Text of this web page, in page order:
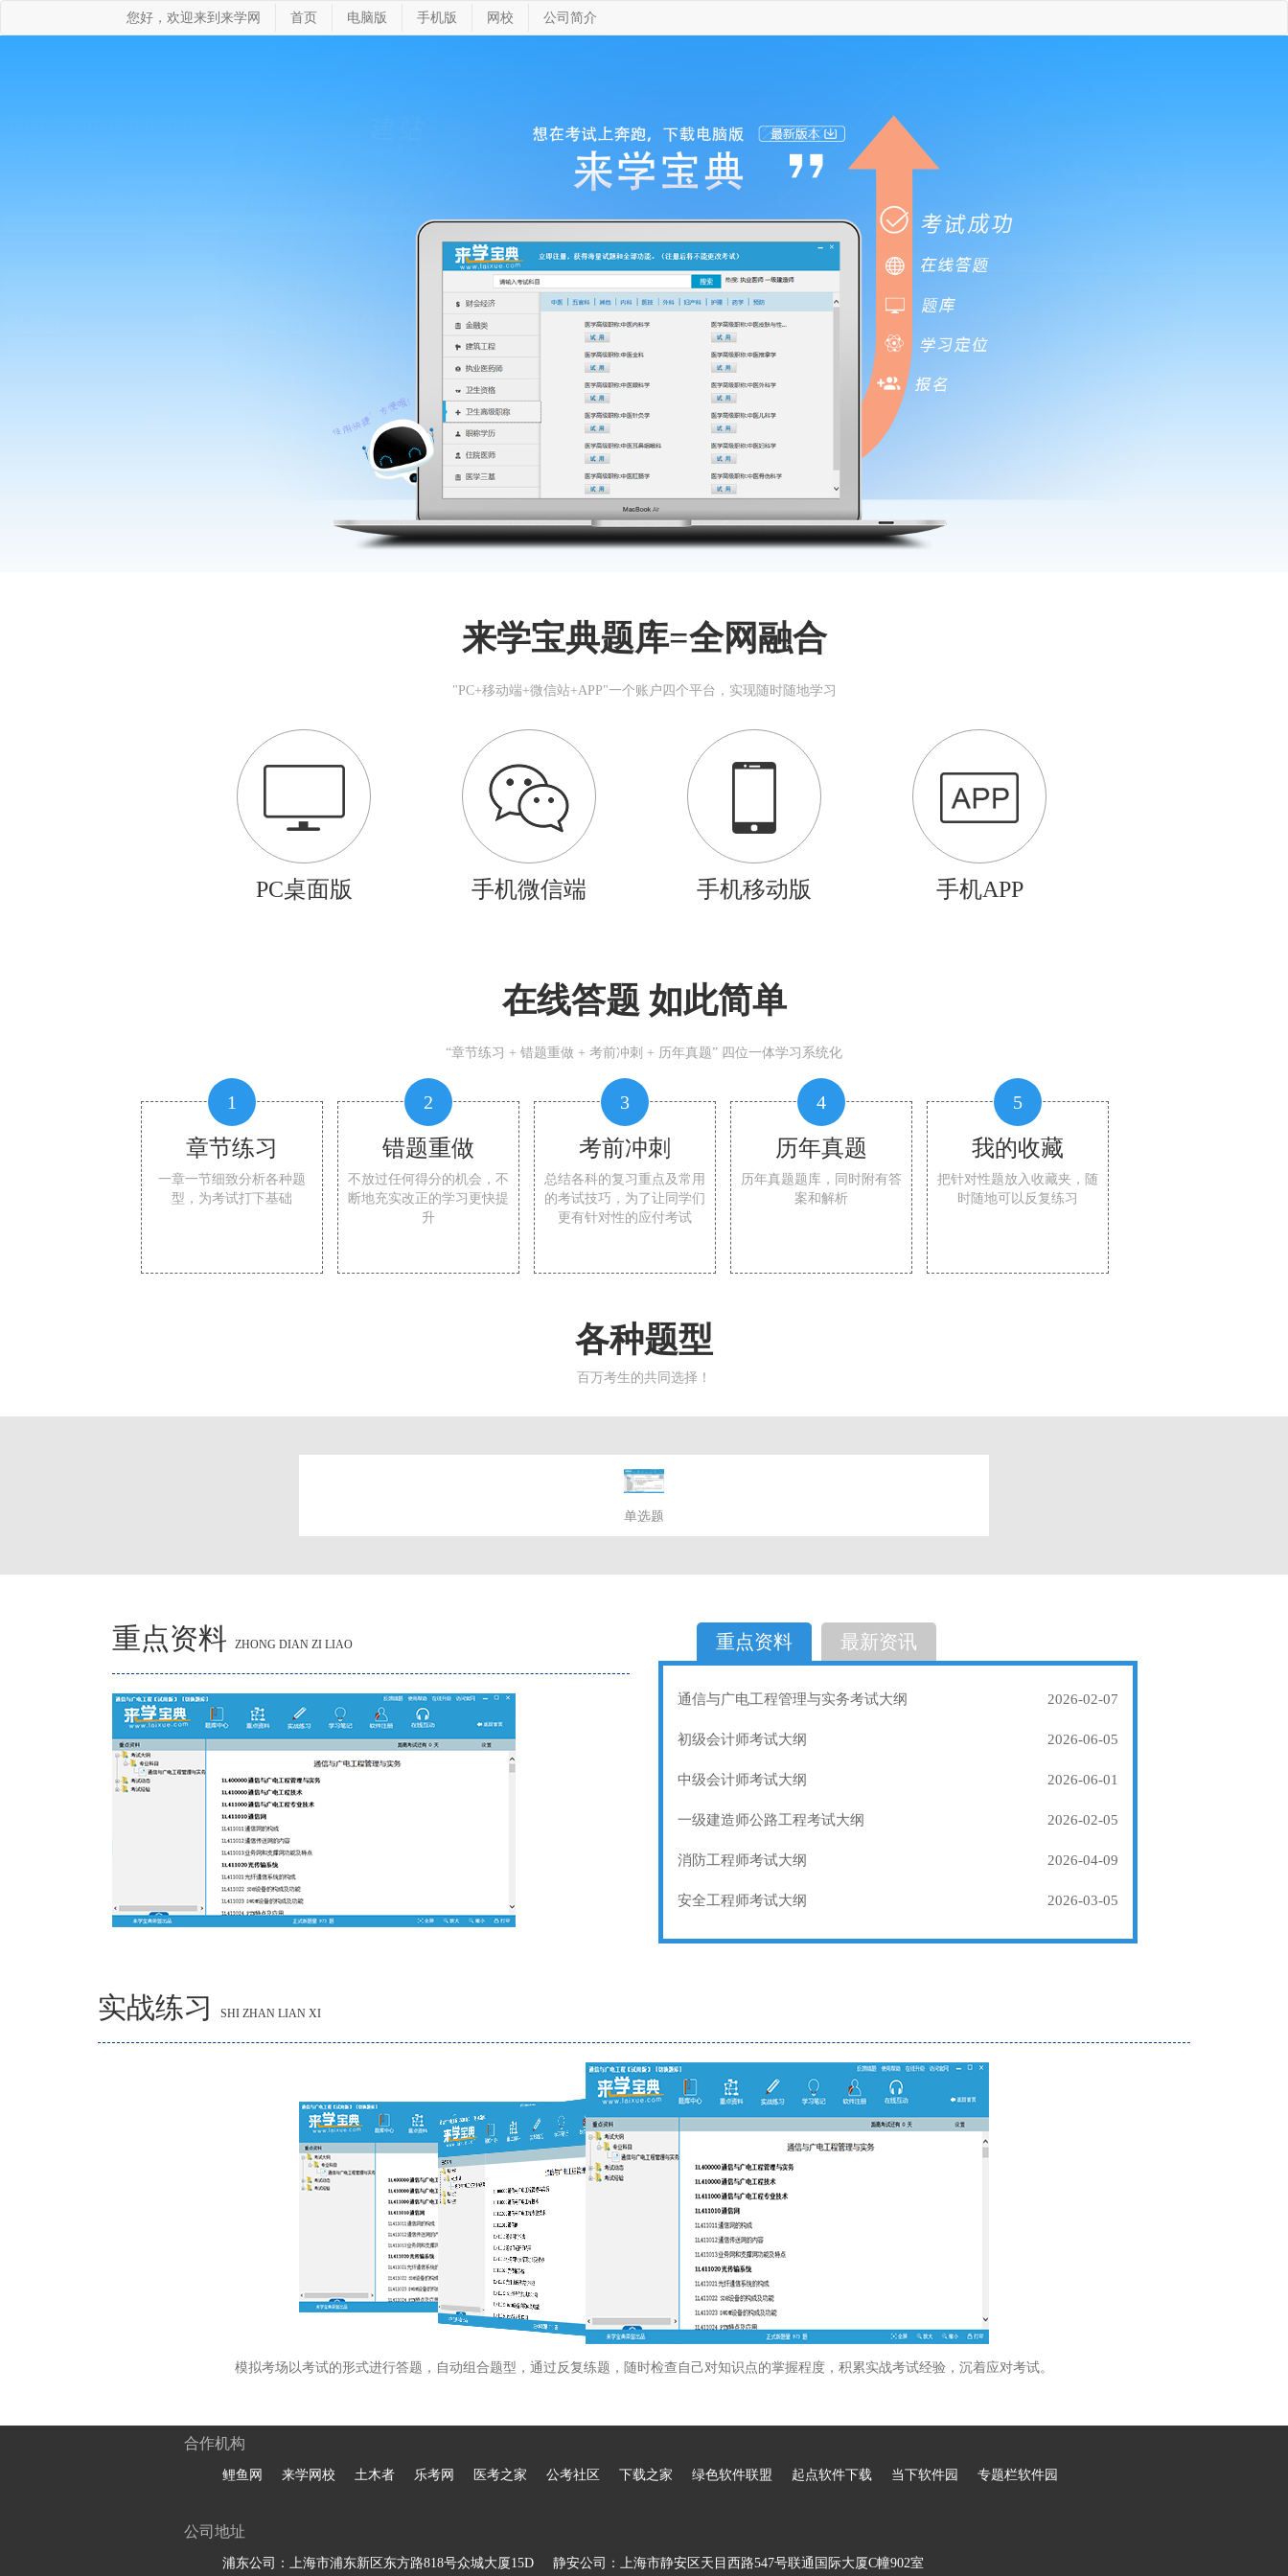
您好，欢迎来到来学网 首页 电脑版 手机版 网校 公司简介
来学宝典题库=全网融合
"PC+移动端+微信站+APP"一个账户四个平台，实现随时随地学习
PC桌面版 手机微信端 手机移动版 手机APP
在线答题 如此简单
“章节练习 + 错题重做 + 考前冲刺 + 历年真题” 四位一体学习系统化
1
章节练习
一章一节细致分析各种题
型，为考试打下基础
2
错题重做
不放过任何得分的机会，不
断地充实改正的学习更快提
升
3
考前冲刺
总结各科的复习重点及常用
的考试技巧，为了让同学们
更有针对性的应付考试
4
历年真题
历年真题题库，同时附有答
案和解析
5
我的收藏
把针对性题放入收藏夹，随
时随地可以反复练习
各种题型
百万考生的共同选择！
单选题
选择题
重点资料 ZHONG DIAN ZI LIAO 重点资料 最新资讯
通信与广电工程管理与实务考试大纲 2026-02-07
初级会计师考试大纲 2026-06-05
中级会计师考试大纲 2026-06-01
一级建造师公路工程考试大纲 2026-02-05
消防工程师考试大纲 2026-04-09
安全工程师考试大纲 2026-03-05
实战练习 SHI ZHAN LIAN XI
模拟考场以考试的形式进行答题，自动组合题型，通过反复练题，随时检查自己对知识点的掌握程度，积累实战考试经验，沉着应对考试。
合作机构
鲤鱼网 来学网校 土木者 乐考网 医考之家 公考社区 下载之家 绿色软件联盟 起点软件下载 当下软件园 专题栏软件园
公司地址
浦东公司：上海市浦东新区东方路818号众城大厦15D 静安公司：上海市静安区天目西路547号联通国际大厦C幢902室